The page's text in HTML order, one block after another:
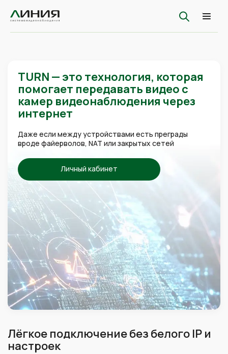
TURN — это технология, которая
помогает передавать видео с
камер видеонаблюдения через
интернет
Даже если между устройствами есть преграды
вроде файерволов, NAT или закрытых сетей
Личный кабинет
Лёгкое подключение без белого IP и
настроек